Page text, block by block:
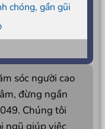
chóng, gần gũi
sóc người cao
đừng ngần
Chúng tôi